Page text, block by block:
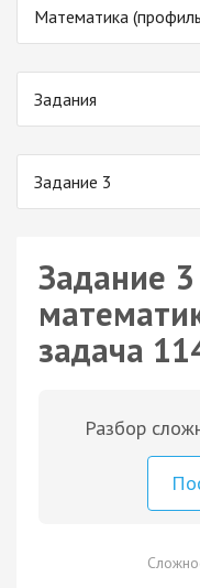
Математика
Задания
Задание 3
Задание
задача
Разбор